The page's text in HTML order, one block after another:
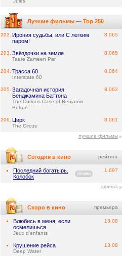
Лучшие фильмы — Top 250
202.
Ирония судьбы, или С легким
паром!
8.065
203. Звёздочки на земле
Taare Zameen Par
8.065
204. Трасса 60
Interstate 60
8.064
205. Загадочная история
Бенджамина Баттона
The Curious Case of Benjamin
Button
8.063
206. Цирк
The Circus
8.061
лучшие фильмы
Сегодня в кино рейтинг
Последний богатырь.
Колобок
ПРОМО
1.697
афиша
Скоро в кино премьера
Влюбись в меня, если
осмелишься
Jeux d'enfants
13.08
Крушение рейса
Deep Water
13.08